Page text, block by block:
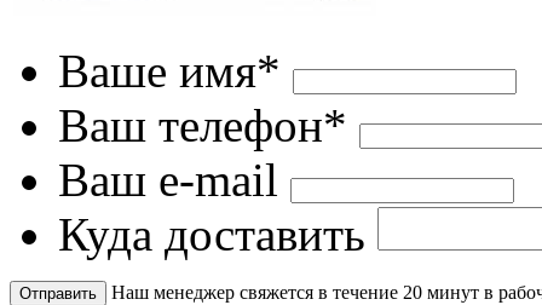
Ваше имя*
Ваш телефон*
Ваш e-mail
Куда доставить
Наш менеджер свяжется в течение 20 минут в